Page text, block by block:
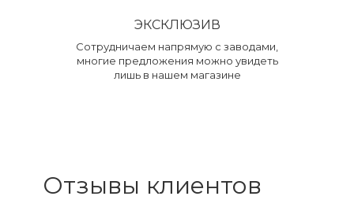
ЭКСКЛЮЗИВ
Сотрудничаем напрямую с заводами,
многие предложения можно увидеть
лишь в нашем магазине
Отзывы клиентов